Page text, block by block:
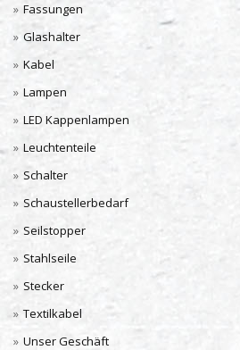
Fassungen
Glashalter
Kabel
Lampen
LED Kappenlampen
Leuchtenteile
Schalter
Schaustellerbedarf
Seilstopper
Stahlseile
Stecker
Textilkabel
Unser Geschäft